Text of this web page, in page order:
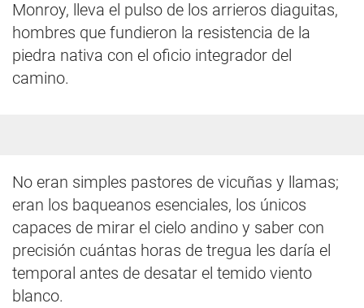
Monroy, lleva el pulso de los arrieros diaguitas,
hombres que fundieron la resistencia de la
piedra nativa con el oficio integrador del
camino.
No eran simples pastores de vicuñas y llamas;
eran los baqueanos esenciales, los únicos
capaces de mirar el cielo andino y saber con
precisión cuántas horas de tregua les daría el
temporal antes de desatar el temido viento
blanco.